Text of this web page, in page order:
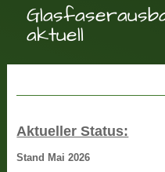
aktuell
Aktueller Status:
Stand Mai 2026